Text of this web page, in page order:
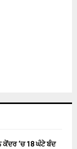
ਕੇਂਦਰ ‘ਚ 18 ਘੰਟੇ ਬੰਦ